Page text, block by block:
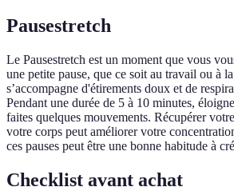
Pausestretch
Le Pausestretch est un moment que vous
une petite pause, que ce soit au travail ou à
s’accompagne d'étirements doux et de
Pendant une durée de 5 à 10 minutes,
faites quelques mouvements. Récupérer
votre corps peut améliorer votre
ces pauses peut être une bonne habitude à
Checklist avant achat